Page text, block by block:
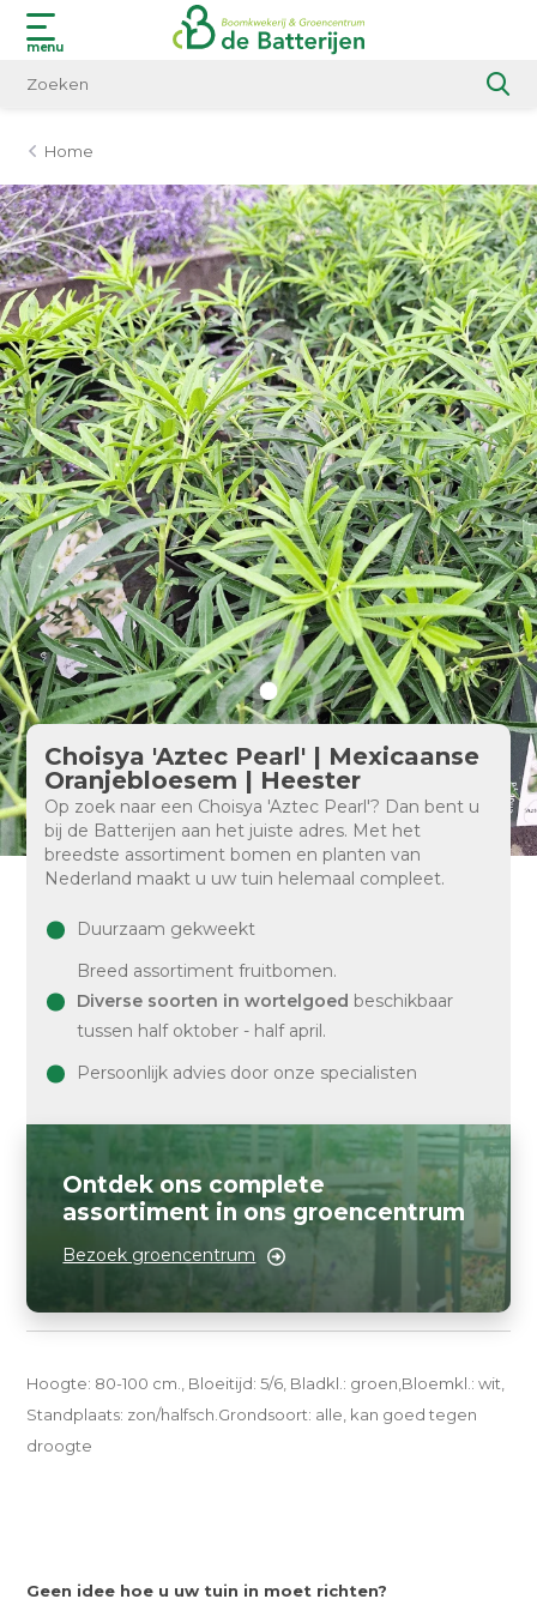
menu
Home
Choisya 'Aztec Pearl' | Mexicaanse
Oranjebloesem | Heester
Op zoek naar een Choisya 'Aztec Pearl'? Dan bent u
bij de Batterijen aan het juiste adres. Met het
breedste assortiment bomen en planten van
Nederland maakt u uw tuin helemaal compleet.
Duurzaam gekweekt
Breed assortiment fruitbomen.
Diverse soorten in wortelgoed beschikbaar
tussen half oktober - half april.
Persoonlijk advies door onze specialisten
Ontdek ons complete
assortiment in ons groencentrum
Bezoek groencentrum
Hoogte: 80-100 cm., Bloeitijd: 5/6, Bladkl.: groen,Bloemkl.: wit,
Standplaats: zon/halfsch.Grondsoort: alle, kan goed tegen
droogte
Geen idee hoe u uw tuin in moet richten?